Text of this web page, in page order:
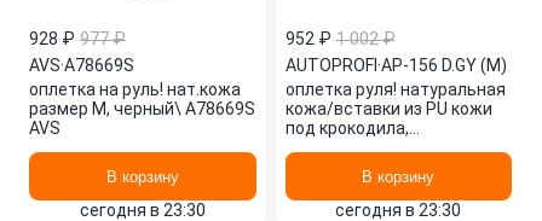
928 ₽ 977 ₽
AVS·A78669S
оплетка на руль! нат.кожа
размер M, черный\ A78669S
AVS
В корзину
сегодня в 23:30
952 ₽ 1 002 ₽
AUTOPROFI·AP-156 D.GY (M)
оплетка руля! натуральная
кожа/вставки из PU кожи
под крокодила,
(M) AUTOPROFIВ корзину
сегодня в 23:30